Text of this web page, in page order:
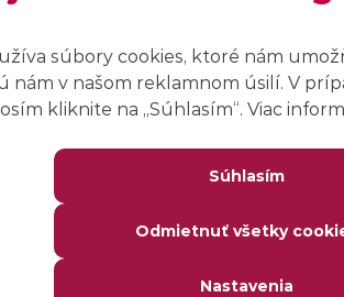
učila iba ruština, neskôr ju vytlačila
základom. Postupom času sa k
jazyk nemčina a aktuálnym trendom
ako španielčina, francúzština alebo
súbory cookies, ktoré nám
nám v našom reklamnom úsilí. V
kliknite na ,,Súhlasím“. Viac
Súhlasím
Odmietnuť všetky
Nastavenia